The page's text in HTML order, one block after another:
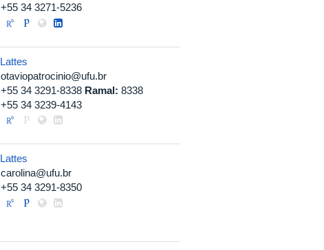
+55 34 3271-5236
Lattes
otaviopatrocinio@ufu.br
+55 34 3291-8338 Ramal:8338
+55 34 3239-4143
Lattes
carolina@ufu.br
+55 34 3291-8350